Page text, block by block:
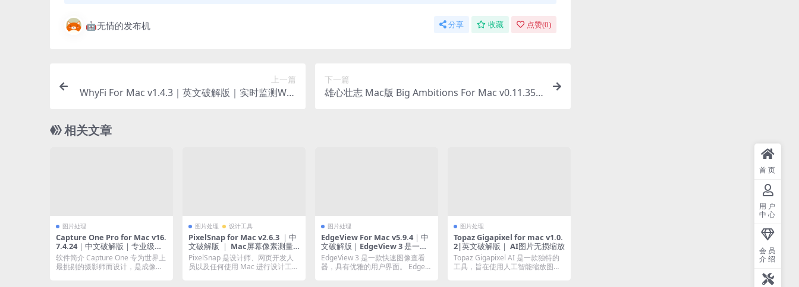
🤖无情的发布机 分享 收藏 点赞(0)
上一篇
WhyFi For Mac v1.4.3｜英文破解版｜实时监测WiFi
下一篇
雄心壮志 Mac版 Big Ambitions For Mac v0.11.353
相关文章
图片处理
Capture One Pro for Mac v16.
7.4.24｜中文破解版｜专业级摄
影后期处理软件
软件简介 Capture One 专为世界上
最挑剔的摄影师而设计，是成像软
图片处理 设计工具
PixelSnap for Mac v2.6.3 ｜中
文破解版 ｜ Mac屏幕像素测量
工具
PixelSnap 是设计师、网页开发人
员以及任何使用 Mac 进行设计工作
图片处理
EdgeView For Mac v5.9.4｜中
文破解版｜EdgeView 3 是一款
快速图像查看器，具有优雅的用
户界面。
EdgeView 3 是一款快速图像查看
器，具有优雅的用户界面。 EdgeVi
图片处理
Topaz Gigapixel for mac v1.0.
2|英文破解版｜ AI图片无损缩放
Topaz Gigapixel AI 是一款独特的
工具，旨在使用人工智能缩放图
首页
用户
中心
会员
介绍